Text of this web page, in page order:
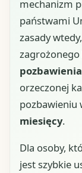
mechanizm
państwami
zasady
orzeczonej
pozbawieniu
miesięcy.
Dla osoby,
jest szybkie